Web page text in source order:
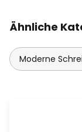
Ähnliche
Moderne